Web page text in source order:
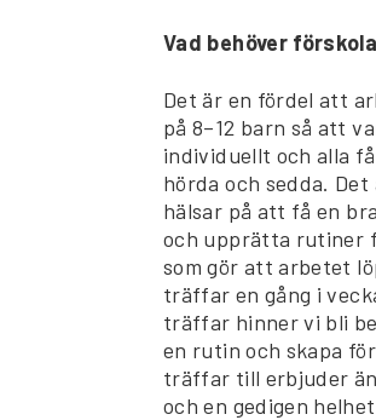
Vad behöver
Det är en fördel att
på 8–12 barn så att
individuellt och alla
hörda och sedda.
hälsar på att få en
och upprätta rutiner
som gör att arbetet
träffar en gång i
träffar hinner vi bli
en rutin och skapa
träffar till erbjuder
och en gedigen